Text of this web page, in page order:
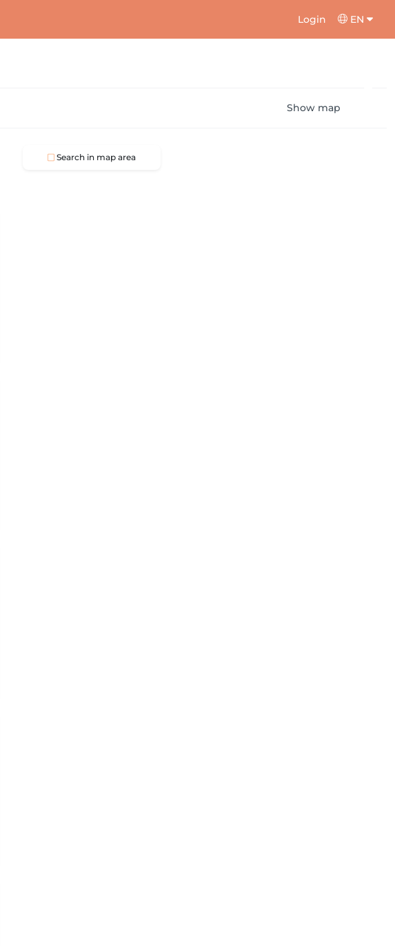
Login EN
Show map
Search in map area